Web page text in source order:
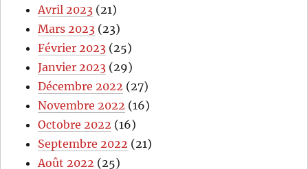
Avril 2023 (21)
Mars 2023 (23)
Février 2023 (25)
Janvier 2023 (29)
Décembre 2022 (27)
Novembre 2022 (16)
Octobre 2022 (16)
Septembre 2022 (21)
Août 2022 (25)